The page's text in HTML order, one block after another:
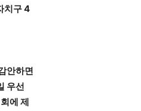
치구 4
안하면
우선
에 제